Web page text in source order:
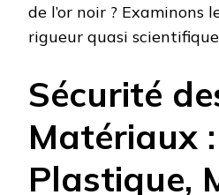
de l’or noir ? Examinons
rigueur quasi
Sécurité
Matériaux :
Plastique,